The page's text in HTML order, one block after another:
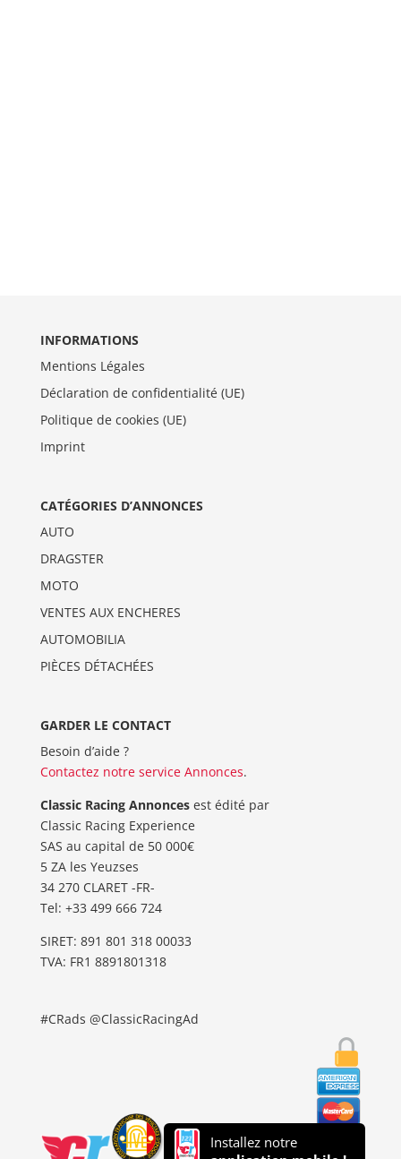
INFORMATIONS
Mentions Légales
Déclaration de confidentialité (UE)
Politique de cookies (UE)
Imprint
CATÉGORIES D’ANNONCES
AUTO
DRAGSTER
MOTO
VENTES AUX ENCHERES
AUTOMOBILIA
PIÈCES DÉTACHÉES
GARDER LE CONTACT
Besoin d’aide ?
Contactez notre service Annonces.
Classic Racing Annoncesest édité par
Classic Racing Experience
SAS au capital de 50 000€
5 ZA les Yeuzses
34 270 CLARET -FR-
Tel: ‭+33 499 666 724‬
SIRET: 891 801 318 00033
TVA: FR1 8891801318
#CRads @ClassicRacingAd
Installez notre